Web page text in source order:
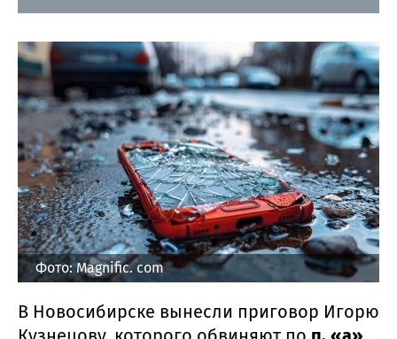
Фото: Magnific. com
В Новосибирске вынесли приговор Игорю